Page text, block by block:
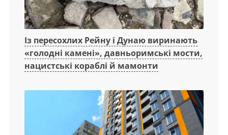
Із пересохлих Рейну і Дунаю виринають
«голодні камені», давньоримські мости,
нацистські кораблі й мамонти